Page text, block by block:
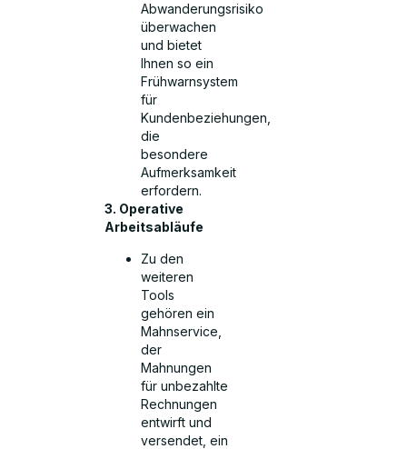
Abwanderungsrisiko
überwachen
und bietet
Ihnen so ein
Frühwarnsystem
für
Kundenbeziehungen,
die
besondere
Aufmerksamkeit
erfordern.
3. Operative
Arbeitsabläufe
Zu den
weiteren
Tools
gehören ein
Mahnservice,
der
Mahnungen
für unbezahlte
Rechnungen
entwirft und
versendet, ein